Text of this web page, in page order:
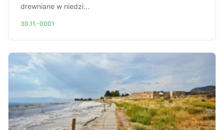
drewniane w niedzi...
30.11.-0001